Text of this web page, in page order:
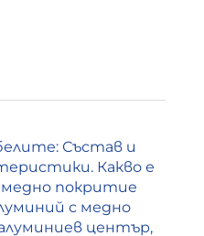
Състав и
Какво е
медно покритие
с медно
център,